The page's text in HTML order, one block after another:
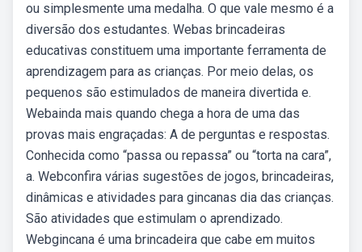
ou simplesmente uma medalha. O que vale mesmo é a
diversão dos estudantes. Webas brincadeiras
educativas constituem uma importante ferramenta de
aprendizagem para as crianças. Por meio delas, os
pequenos são estimulados de maneira divertida e.
Webainda mais quando chega a hora de uma das
provas mais engraçadas: A de perguntas e respostas.
Conhecida como “passa ou repassa” ou “torta na cara”,
a. Webconfira várias sugestões de jogos, brincadeiras,
dinâmicas e atividades para gincanas dia das crianças.
São atividades que estimulam o aprendizado.
Webgincana é uma brincadeira que cabe em muitos